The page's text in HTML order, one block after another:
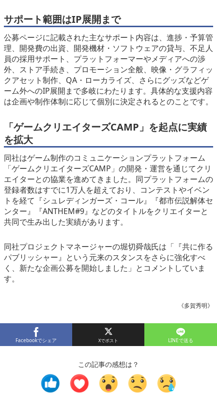
サポート範囲はIP展開まで
公募ページに記載された主なサポート内容は、進捗・予算管
理、開発費の出資、開発機材・ソフトウェアの貸与、不足人
員の採用サポート、プラットフォーマーやメディアへの渉
外、ストア手続き、プロモーション全般、映像・グラフィッ
クアセット制作、QA・ローカライズ、さらにグッズなどゲ
ーム外へのIP展開まで多岐にわたります。具体的な支援内容
は企画や制作体制に応じて個別に決定されるとのことです。
「ゲームクリエイターズCAMP」を起点に実績
を拡大
同社はゲーム制作のコミュニケーションプラットフォーム
「ゲームクリエイターズCAMP」の開発・運営を通じてクリ
エイターとの協業を進めてきました。同プラットフォームの
登録者数はすでに1万人を超えており、コンテストやイベン
トを経て『シュレディンガーズ・コール』『都市伝説解体セ
ンター』『ANTHEM#9』などのタイトルをクリエイターと
共同で生み出した実績があります。
同社プロジェクトマネージャーの堀切舜哉氏は「『共に作る
パブリッシャー』という元来のスタンスをさらに強化すべ
く、新たな企画公募を開始しました」とコメントしていま
す。
《多賀秀明》
Facebookでシェア LINEで送る
この記事の感想は？